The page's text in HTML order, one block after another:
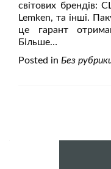
світових брендів:
Lemken, та інші.
це гарант
Більше…
Posted in Без